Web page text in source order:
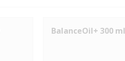
BalanceOil+ 300 ml